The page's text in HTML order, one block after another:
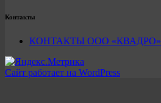
Контакты
КОНТАКТЫ ООО «КВАДРО»
Сайт работает на WordPress